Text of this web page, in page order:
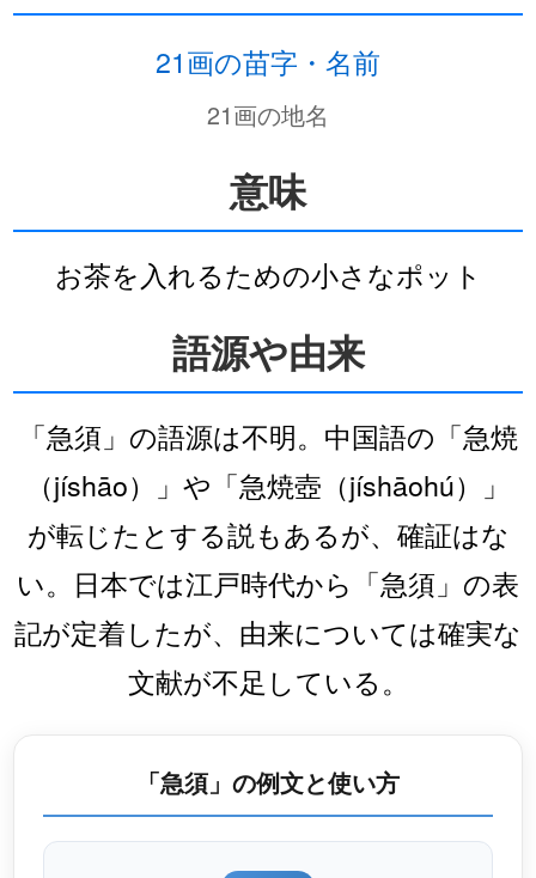
21画の苗字・名前
21画の地名
意味
お茶を入れるための小さなポット
語源や由来
「急須」の語源は不明。中国語の「急焼
（jíshāo）」や「急焼壺（jíshāohú）」
が転じたとする説もあるが、確証はな
い。日本では江戸時代から「急須」の表
記が定着したが、由来については確実な
文献が不足している。
「急須」の例文と使い方